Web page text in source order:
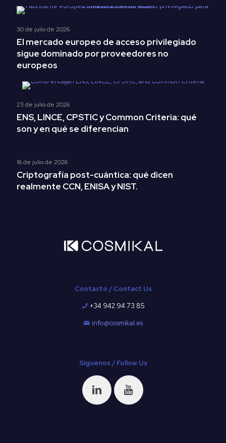
30 de julio de 2026
El mercado europeo de acceso privilegiado
sigue dominado por proveedores no
europeos
23 de julio de 2026
ENS, LINCE, CPSTIC y Common Criteria: qué
son y en qué se diferencian
16 de julio de 2026
Criptografía post-cuántica: qué dicen
realmente CCN, ENISA y NIST.
Contacto / Contact Us
+34 942 94 73 85
info@cosmikal.es
Síguenos / Follow Us